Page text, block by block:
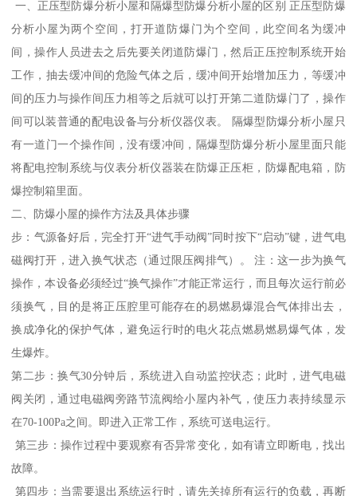
一、正压型防爆分析小屋和隔爆型防爆分析小屋的区别 正压型防爆
分析小屋为两个空间，打开道防爆门为个空间，此空间名为缓冲
间，操作人员进去之后先要关闭道防爆门，然后正压控制系统开始
工作，抽去缓冲间的危险气体之后，缓冲间开始增加压力，等缓冲
间的压力与操作间压力相等之后就可以打开第二道防爆门了，操作
间可以装普通的配电设备与分析仪器仪表。 隔爆型防爆分析小屋只
有一道门一个操作间，没有缓冲间，隔爆型防爆分析小屋里面只能
将配电控制系统与仪表分析仪器装在防爆正压柜，防爆配电箱，防
爆控制箱里面。
二、防爆小屋的操作方法及具体步骤
步：气源备好后，完全打开“进气手动阀”同时按下“启动”键，进气电
磁阀打开，进入换气状态（通过限压阀排气）。 注：这一步为换气
操作，本设备必须经过“换气操作”才能正常运行，而且每次运行前必
须换气，目的是将正压腔里可能存在的易燃易爆混合气体排出去，
换成净化的保护气体，避免运行时的电火花点燃易燃易爆气体，发
生爆炸。
第二步：换气30分钟后，系统进入自动监控状态；此时，进气电磁
阀关闭，通过电磁阀旁路节流阀给小屋内补气，使压力表持续显示
在70-100Pa之间。即进入正常工作，系统可送电运行。
第三步：操作过程中要观察有否异常变化，如有请立即断电，找出
故障。
第四步：当需要退出系统运行时，请先关掉所有运行的负载，再断